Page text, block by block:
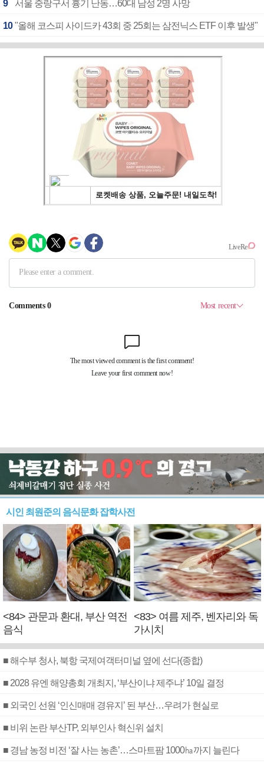
9 서울 중랑구서 흉기 난동…60대 남성 2명 사망
10 "올해 코스피 사이드카 43회 중 25회는 삼전닉스 ETF 이후 발생"
시인 최원준의 음식문화 잡학사전
<84> 관문과 환대, 부산 역전
음식
<83> 여름 제주, 벤자리와 독
가시치
■ 해수부 청사, 북항 국제여객터미널 옆에 선다(종합)
■ 2028 유엔 해양총회 개최지, ‘부산이냐 제주냐’ 10일 결정
■ 외국인 선원 ‘인신매매 경유지’ 된 부산…우려가 현실로
■ 비위 논란 부산TP, 외부인사 혁신위 설치
■ 경남 농정 비전 ‘잘 사는 농촌’…스마트팜 1000㏊까지 늘린다